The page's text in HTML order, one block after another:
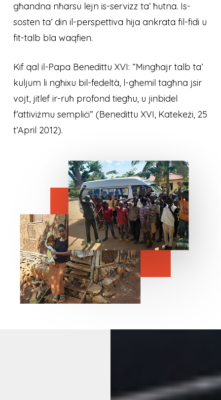
għandna nħarsu lejn is-servizz ta’ ħutna. Is-
sosten ta’ din il-perspettiva hija ankrata fil-fidi u
fit-talb bla waqfien.
Kif qal il-Papa Benedittu XVI: “Mingħajr talb ta’
kuljum li ngħixu bil-fedeltà, l-għemil tagħna jsir
vojt, jitlef ir-ruħ profond tiegħu, u jinbidel
f’attiviżmu sempliċi” (Benedittu XVI, Katekeżi, 25
t’April 2012).